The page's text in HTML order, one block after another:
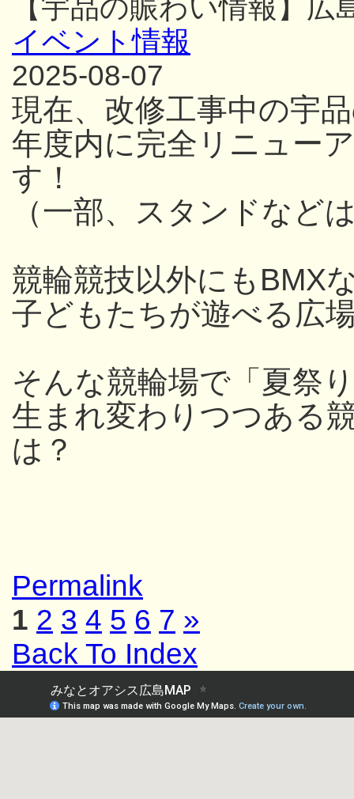
【宇品の賑わい情報】広
イベント情報
2025-08-07
現在、改修工事中の宇
年度内に完全リニュー
す！
（一部、スタンドなど
競輪競技以外にもBMX
子どもたちが遊べる広
そんな競輪場で「夏祭
生まれ変わりつつある
は？
Permalink
1 2 3 4 5 6 7 »
Back To Index